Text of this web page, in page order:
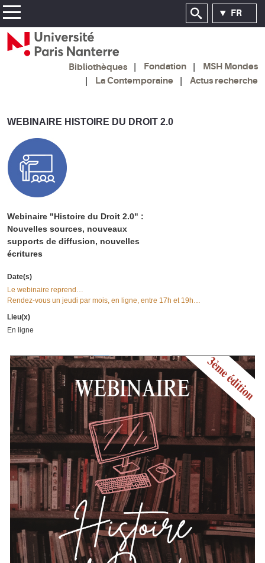
FR
Bibliothèques Fondation
MSH Mondes
La Contemporaine
Actus recherche
WEBINAIRE HISTOIRE DU DROIT 2.0
Webinaire "Histoire du Droit 2.0" :
Nouvelles sources, nouveaux
supports de diffusion, nouvelles
écritures
Date(s)
Le webinaire reprend…
Rendez-vous un jeudi par mois, en ligne, entre 17h et 19h…
Lieu(x)
En ligne